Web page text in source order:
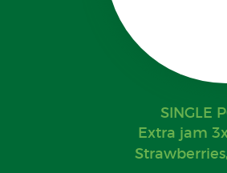
SINGLE
Extra jam